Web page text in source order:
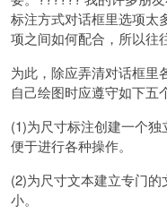
标注方式对话框里选项太
项之间如何配合，所以往
为此，除应弄清对话框里
自己绘图时应遵守如下五
(1)为尺寸标注创建一个独
便于进行各种操作。
(2)为尺寸文本建立专门的
小。